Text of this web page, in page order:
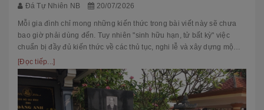
Đá Tự Nhiên NB 20/07/2026
Mỗi gia đình chỉ mong những kiến thức trong bài viết này sẽ chưa
bao giờ phải dùng đến. Tuy nhiên "sinh hữu hạn, tử bất kỳ" việc
chuẩn bị đầy đủ kiến thức về các thủ tục, nghi lễ và xây dựng mộ
phầ...
[Đọc tiếp...]